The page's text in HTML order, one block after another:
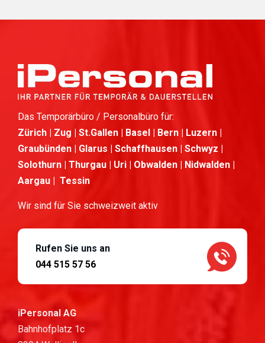
Das Temporärbüro / Personalbüro für:
Zürich | Zug | St.Gallen | Basel | Bern | Luzern |
Graubünden | Glarus | Schaffhausen | Schwyz |
Solothurn | Thurgau | Uri | Obwalden | Nidwalden |
Aargau | Tessin
Wir sind für Sie schweizweit aktiv
Rufen Sie uns an
044 515 57 56
iPersonal AG
Bahnhofplatz 1c